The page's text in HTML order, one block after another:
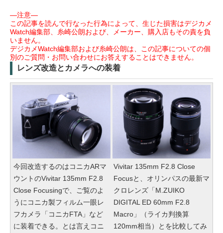
―注意―
この記事を読んで行なった行為によって、生じた損害はデジカメ
Watch編集部、糸崎公朗および、メーカー、購入店もその責を負
いません。
デジカメWatch編集部および糸崎公朗は、この記事についての個
別のご質問・お問い合わせにお答えすることはできません。
レンズ改造とカメラへの装着
今回改造するのはコニカARマ
ウントのVivitar 135mm F2.8
Close Focusingで、ご覧のよ
うにコニカ製フィルム一眼レ
フカメラ「コニカFTA」など
に装着できる。とは言えコニ
Vivitar 135mm F2.8 Close
Focusと、オリンパスの最新マ
クロレンズ「M.ZUIKO
DIGITAL ED 60mm F2.8
Macro」（ライカ判換算
120mm相当）とを比較してみ